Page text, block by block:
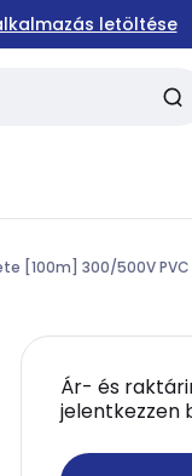
letöltése
[100m] 300/500V
Ár- és
jelentkezzen